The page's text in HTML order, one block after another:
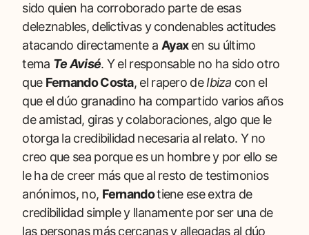
sido quien ha corroborado parte de esas
deleznables, delictivas y condenables actitudes
atacando directamente a Ayaxen su último
tema Te Avisé. Y el responsable no ha sido otro
que Fernando Costa, el rapero deIbiza con el
que el dúo granadino ha compartido varios años
de amistad, giras y colaboraciones, algo que le
otorga la credibilidad necesaria al relato. Y no
creo que sea porque es un hombre y por ello se
le ha de creer más que al resto de testimonios
anónimos, no, Fernandotiene ese extra de
credibilidad simple y llanamente por ser una de
las personas más cercanas y allegadas al dúo